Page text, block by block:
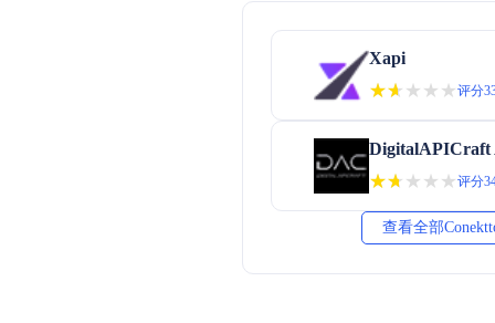
Xapi
★★★★★
★★★★★评分
DigitalAPICraft
★★★★★
★★★★★评分
查看全部